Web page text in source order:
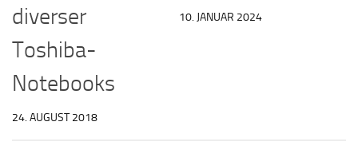
diverser
Toshiba-
Notebooks
24. AUGUST 2018
10. JANUAR 2024